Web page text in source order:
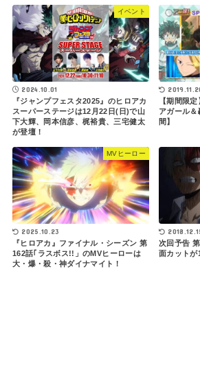
イベント
2024.10.01
『ジャンプフェスタ2025』のヒロアカ
スーパーステージは12月22日(日)で山
下大輝、岡本信彦、梶裕貴、三宅健太
が登壇！
【期間限
アガール＆
間】
MVヒーロー
2025.10.23
『ヒロアカ』ファイナル・シーズン 第
162話｢ラスボス!!」のMVヒーローは
大・爆・殺・神ダイナマイト！
次回予告
面カットが